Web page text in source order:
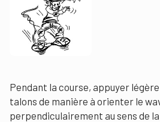
Pendant la course, appuyer
talons de manière à orienter le
perpendiculairement au sens de